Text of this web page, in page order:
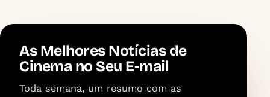
As Melhores Notícias de
Cinema no Seu E-mail
Toda semana, um resumo com as